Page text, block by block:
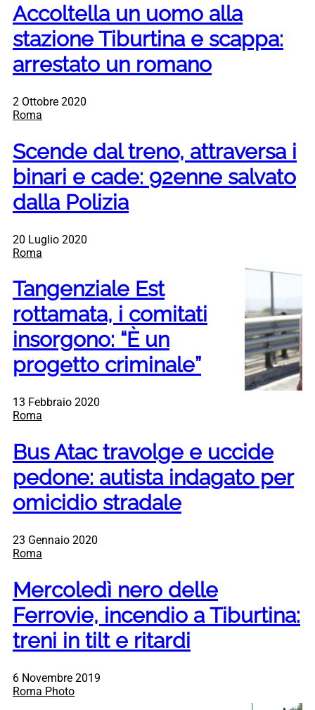
Accoltella un uomo alla
stazione Tiburtina e scappa:
arrestato un romano
2 Ottobre 2020
Roma
Scende dal treno, attraversa i
binari e cade: 92enne salvato
dalla Polizia
20 Luglio 2020
Roma
Tangenziale Est
rottamata, i comitati
insorgono: “È un
progetto criminale”
13 Febbraio 2020
Roma
Bus Atac travolge e uccide
pedone: autista indagato per
omicidio stradale
23 Gennaio 2020
Roma
Mercoledì nero delle
Ferrovie, incendio a Tiburtina:
treni in tilt e ritardi
6 Novembre 2019
Roma Photo